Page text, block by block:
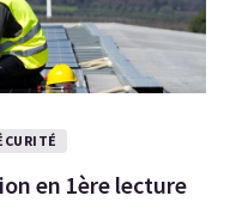
en 1ère lecture